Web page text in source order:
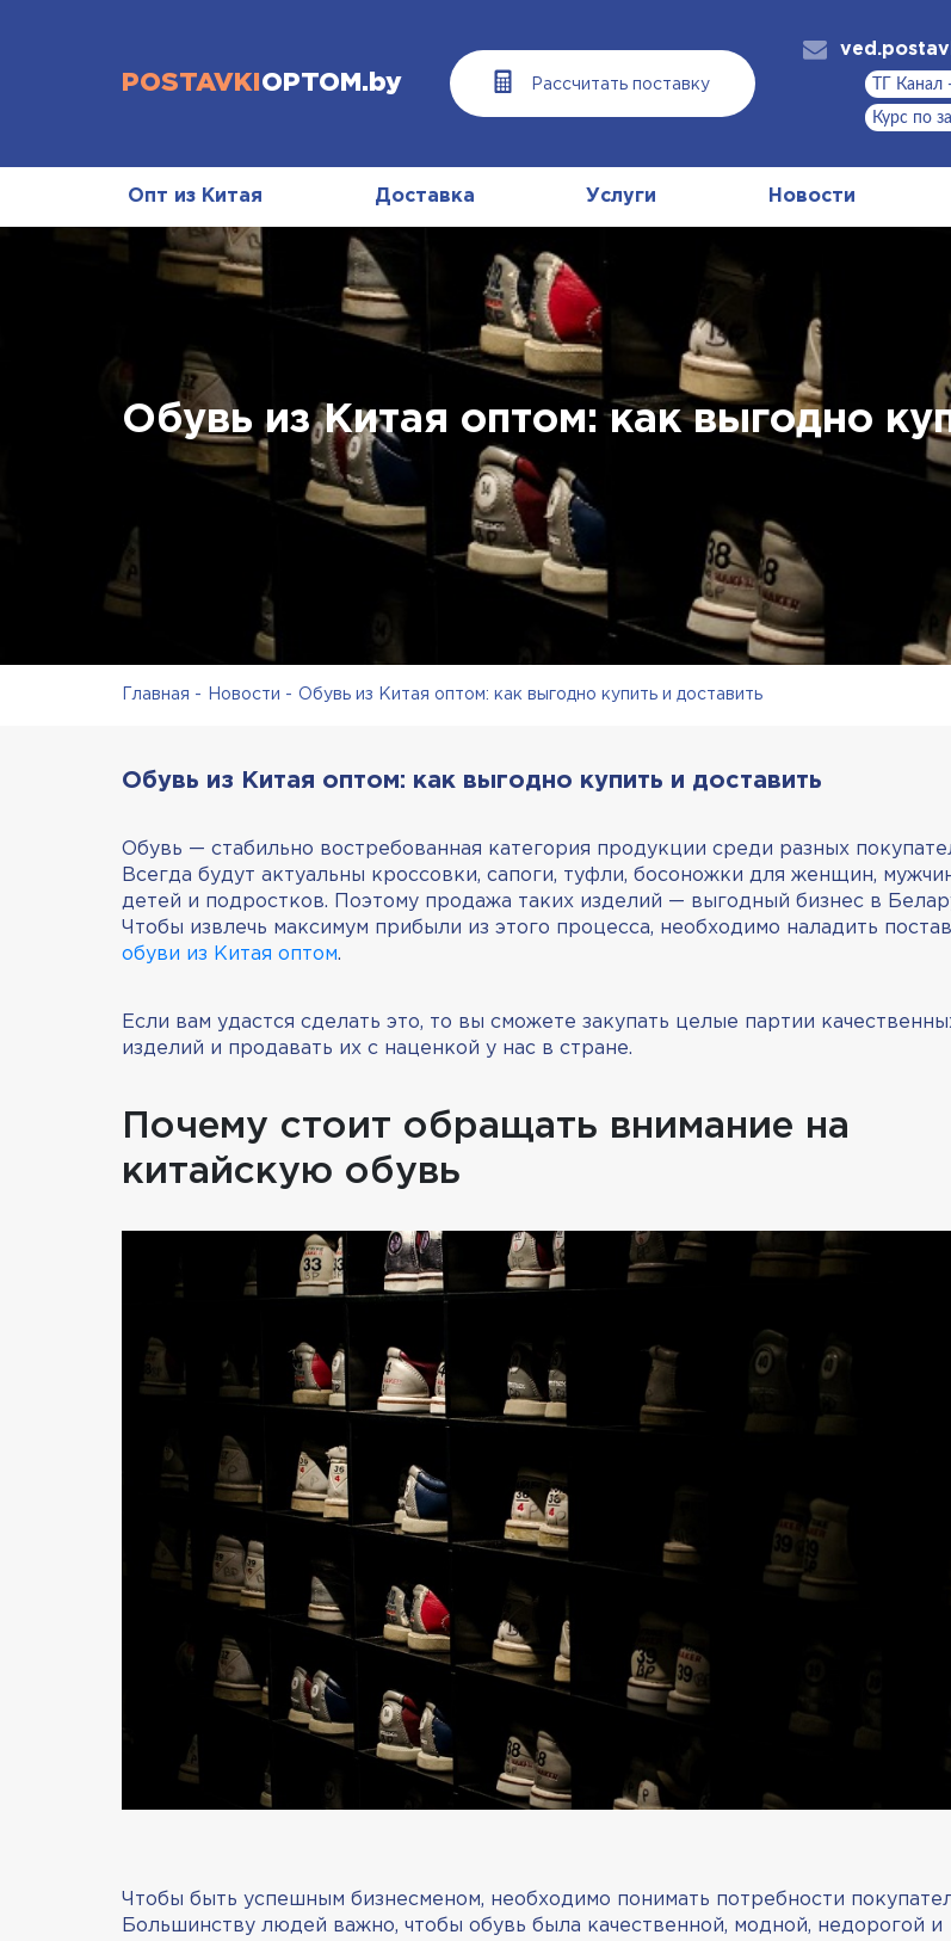
POSTAVKI OPTOM.by Рассчитать поставку
ТГ
Курс по
Опт из Китая Доставка Услуги Новости
Обувь из Китая оптом: как выгодно
Главная Новости Обувь из Китая оптом: как выгодно купить и доставить
Обувь из Китая оптом: как выгодно купить и доставить
Обувь — стабильно востребованная категория продукции среди разных
Всегда будут актуальны кроссовки, сапоги, туфли, босоножки для женщин,
детей и подростков. Поэтому продажа таких изделий — выгодный бизнес в
Чтобы извлечь максимум прибыли из этого процесса, необходимо наладить
обуви из Китая оптом.
Если вам удастся сделать это, то вы сможете закупать целые партии
изделий и продавать их с наценкой у нас в стране.
Почему стоит обращать внимание на
китайскую обувь
Чтобы быть успешным бизнесменом, необходимо понимать потребности
Большинству людей важно, чтобы обувь была качественной, модной, недорогой и